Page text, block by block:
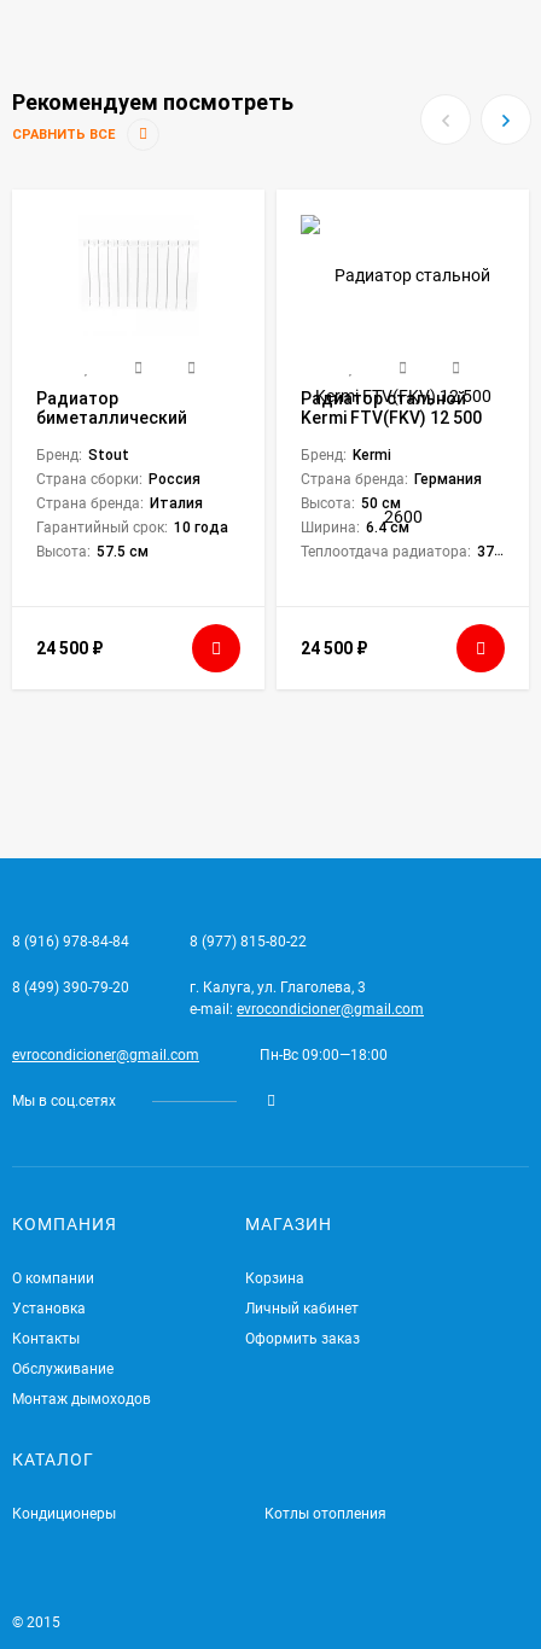
Рекомендуем посмотреть
СРАВНИТЬ ВСЕ
Радиатор
биметаллический
секций)
Бренд: Stout
Страна сборки: Россия
Страна бренда: Италия
Гарантийный срок: 10 года
Высота: 57.5 см
24 500 ₽
Радиатор стальной
Kermi FTV(FKV) 12 500
Бренд: Kermi
Страна бренда: Германия
Высота: 50 см
Ширина: 6.4 см
Теплоотдача радиатора: 3710 Вт
24 500 ₽
8 (916) 978-84-84 8 (977) 815-80-22
8 (499) 390-79-20
г. Калуга, ул. Глаголева, 3
e-mail: evrocondicioner@gmail.com
evrocondicioner@gmail.com Пн-Вс 09:00—18:00
Мы в соц.сетях
КОМПАНИЯ
О компании
Установка
Контакты
Обслуживание
Монтаж дымоходов
МАГАЗИН
Корзина
Личный кабинет
Оформить заказ
КАТАЛОГ
Кондиционеры Котлы отопления
© 2015